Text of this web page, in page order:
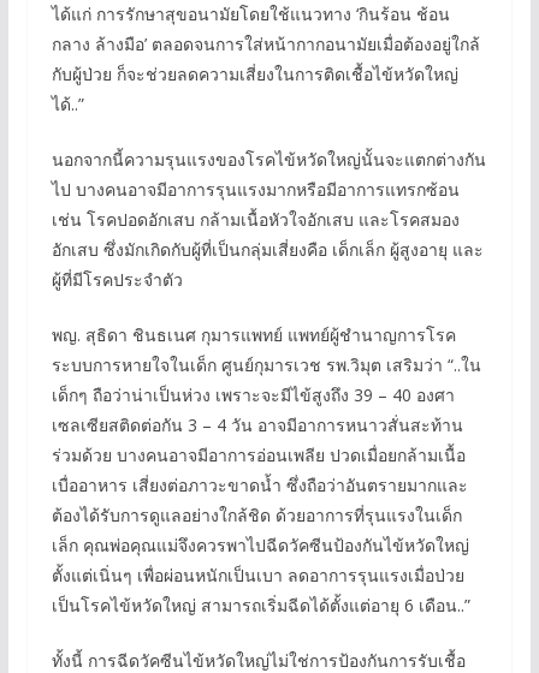
ได้แก่ การรักษาสุขอนามัยโดยใช้แนวทาง ‘กินร้อน ช้อน
กลาง ล้างมือ’ ตลอดจนการใส่หน้ากากอนามัยเมื่อต้องอยู่ใกล้
กับผู้ป่วย ก็จะช่วยลดความเสี่ยงในการติดเชื้อไข้หวัดใหญ่
ได้..”
นอกจากนี้ความรุนแรงของโรคไข้หวัดใหญ่นั้นจะแตกต่างกัน
ไป บางคนอาจมีอาการรุนแรงมากหรือมีอาการแทรกซ้อน
เช่น โรคปอดอักเสบ กล้ามเนื้อหัวใจอักเสบ และโรคสมอง
อักเสบ ซึ่งมักเกิดกับผู้ที่เป็นกลุ่มเสี่ยงคือ เด็กเล็ก ผู้สูงอายุ และ
ผู้ที่มีโรคประจำตัว
พญ. สุธิดา ชินธเนศ กุมารแพทย์ แพทย์ผู้ชำนาญการโรค
ระบบการหายใจในเด็ก ศูนย์กุมารเวช รพ.วิมุต เสริมว่า “..ใน
เด็กๆ ถือว่าน่าเป็นห่วง เพราะจะมีไข้สูงถึง 39 – 40 องศา
เซลเซียสติดต่อกัน 3 – 4 วัน อาจมีอาการหนาวสั่นสะท้าน
ร่วมด้วย บางคนอาจมีอาการอ่อนเพลีย ปวดเมื่อยกล้ามเนื้อ
เบื่ออาหาร เสี่ยงต่อภาวะขาดน้ำ ซึ่งถือว่าอันตรายมากและ
ต้องได้รับการดูแลอย่างใกล้ชิด ด้วยอาการที่รุนแรงในเด็ก
เล็ก คุณพ่อคุณแม่จึงควรพาไปฉีดวัคซีนป้องกันไข้หวัดใหญ่
ตั้งแต่เนิ่นๆ เพื่อผ่อนหนักเป็นเบา ลดอาการรุนแรงเมื่อป่วย
เป็นโรคไข้หวัดใหญ่ สามารถเริ่มฉีดได้ตั้งแต่อายุ 6 เดือน..”
ทั้งนี้ การฉีดวัคซีนไข้หวัดใหญ่ไม่ใช่การป้องกันการรับเชื้อ